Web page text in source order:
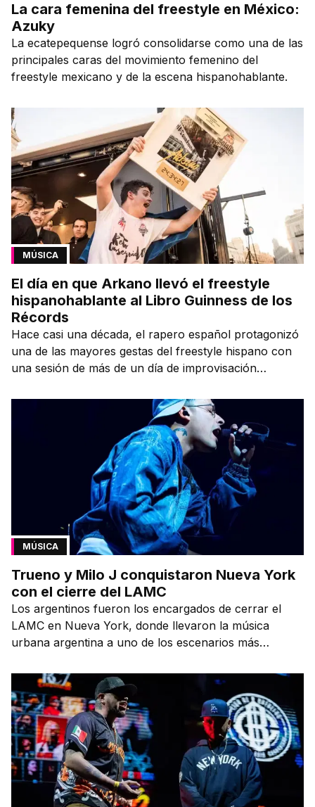
La cara femenina del freestyle en México:
Azuky
La ecatepequense logró consolidarse como una de las
principales caras del movimiento femenino del
freestyle mexicano y de la escena hispanohablante.
MÚSICA
El día en que Arkano llevó el freestyle
hispanohablante al Libro Guinness de los
Récords
Hace casi una década, el rapero español protagonizó
una de las mayores gestas del freestyle hispano con
una sesión de más de un día de improvisación
MÚSICA
Trueno y Milo J conquistaron Nueva York
con el cierre del LAMC
Los argentinos fueron los encargados de cerrar el
LAMC en Nueva York, donde llevaron la música
urbana argentina a uno de los escenarios más